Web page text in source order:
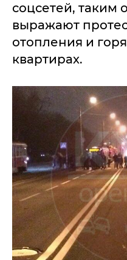
соцсетей, таким
выражают
отопления и
квартирах.